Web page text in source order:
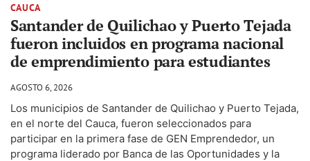
CAUCA
Santander de Quilichao y Puerto Tejada
fueron incluidos en programa nacional
de emprendimiento para estudiantes
AGOSTO 6, 2026
Los municipios de Santander de Quilichao y Puerto Tejada,
en el norte del Cauca, fueron seleccionados para
participar en la primera fase de GEN Emprendedor, un
programa liderado por Banca de las Oportunidades y la